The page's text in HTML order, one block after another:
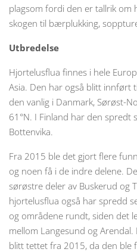
plagsom fordi den er tallrik om
skogen til bærplukking,
Utbredelse
Hjortelusflua finnes i hele
Asia. Den har også blitt innført
den vanlig i Danmark, Sørøst-
61°N. I Finland har den spredt
Bottenvika.
Fra 2015 ble det gjort flere
og noen få i de indre delene.
sørøstre deler av Buskerud og
hjortelusflua også har spredd
og områdene rundt, siden det
mellom Langesund og
blitt tettet fra 2015, da den ble